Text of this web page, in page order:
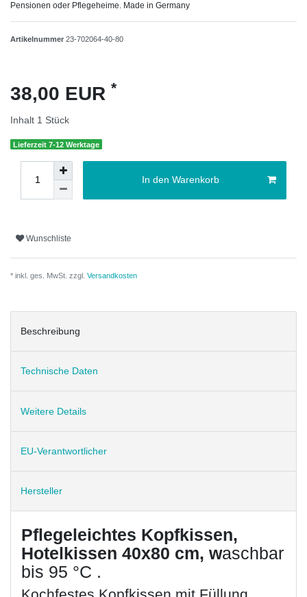
Pensionen oder Pflegeheime. Made in Germany
Artikelnummer 23-702064-40-80
38,00 EUR *
Inhalt 1 Stück
Lieferzeit 7-12 Werktage
In den Warenkorb
Wunschliste
* inkl. ges. MwSt. zzgl. Versandkosten
Beschreibung
Technische Daten
Weitere Details
EU-Verantwortlicher
Hersteller
Pflegeleichtes Kopfkissen,
Hotelkissen 40x80 cm, waschbar
bis 95 °C .